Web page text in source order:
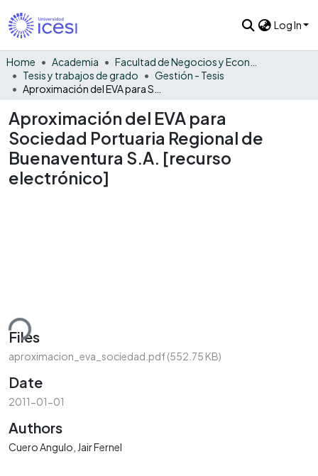
Log In
Home Academia
Tesis y trabajos de grado
Gestión - Tesis
Aproximación del EVA para
Sociedad Portuaria Regional de
Buenaventura S.A. [recurso
electrónico]
Files
aproximacion_eva_sociedad.pdf(552.75 KB)
Date
2011-01-01
Authors
Cuero Angulo, Jair Fernel